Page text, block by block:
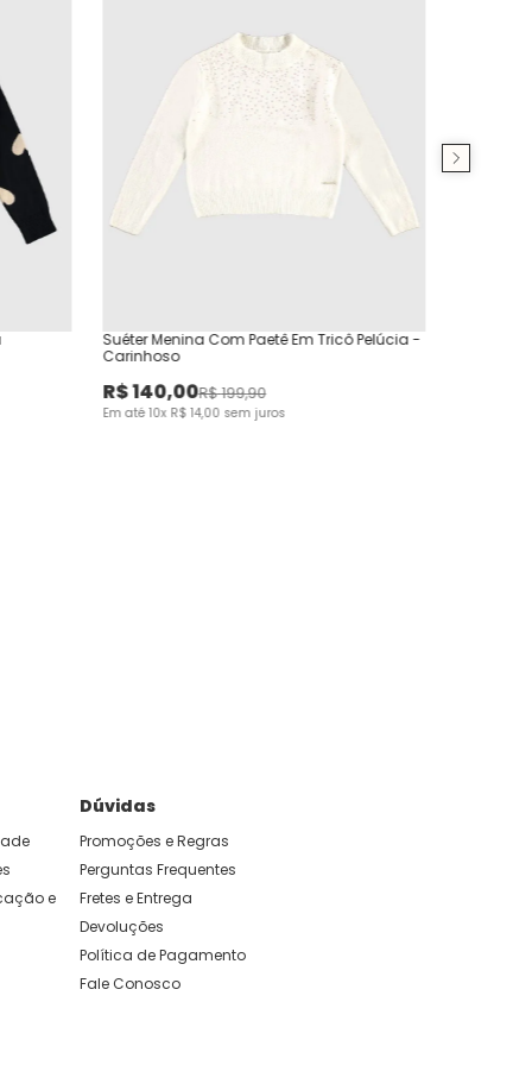
Suéter Menina Com Paetê Em Tricô Pelúcia -
Carinhoso
R$140,00R$199,90
Em até10x R$ 14,00 sem juros
e
Dúvidas
Promoções e Regras
Perguntas Frequentes
Fretes e Entrega
Devoluções
Política de Pagamento
Fale Conosco